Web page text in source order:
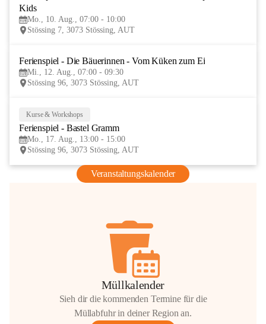
Kids
Mo., 10. Aug., 07:00 - 10:00
Stössing 7, 3073 Stössing, AUT
Ferienspiel - Die Bäuerinnen - Vom Küken zum Ei
Mi., 12. Aug., 07:00 - 09:30
Stössing 96, 3073 Stössing, AUT
Kurse & Workshops
Ferienspiel - Bastel Gramm
Mo., 17. Aug., 13:00 - 15:00
Stössing 96, 3073 Stössing, AUT
Veranstaltungskalender
Müllkalender
Sieh dir die kommenden Termine für die
Müllabfuhr in deiner Region an.